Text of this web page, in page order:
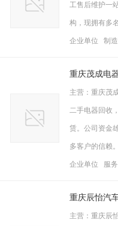
工售后维护一
构，现拥有多
企业单位 制
重庆茂成电
主营：重庆茂
二手电器回收
赁。公司资金
多客户的信赖。
企业单位 服
重庆辰怡汽
主营：重庆辰